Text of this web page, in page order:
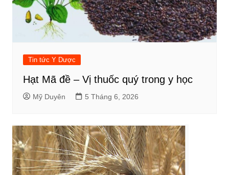
Tin tức Y Dược
Hạt Mã đề – Vị thuốc quý trong y học
Mỹ Duyên 5 Tháng 6, 2026